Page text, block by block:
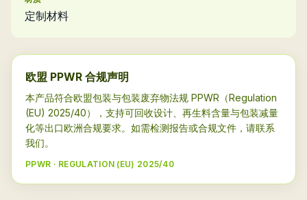
定制材料
欧盟 PPWR 合规声明
本产品符合欧盟包装与包装废弃物法规 PPWR（Regulation
(EU) 2025/40），支持可回收设计、再生料含量与包装减量
化等出口欧洲合规要求。如需检测报告或合规文件，请联系
我们。
PPWR · REGULATION (EU) 2025/40